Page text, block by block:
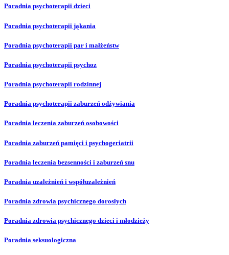
Poradnia psychoterapii dzieci
Poradnia psychoterapii jąkania
Poradnia psychoterapii par i małżeństw
Poradnia psychoterapii psychoz
Poradnia psychoterapii rodzinnej
Poradnia psychoterapii zaburzeń odżywiania
Poradnia leczenia zaburzeń osobowości
Poradnia zaburzeń pamięci i psychogeriatrii
Poradnia leczenia bezsenności i zaburzeń snu
Poradnia uzależnień i współuzależnień
Poradnia zdrowia psychicznego dorosłych
Poradnia zdrowia psychicznego dzieci i młodzieży
Poradnia seksuologiczna